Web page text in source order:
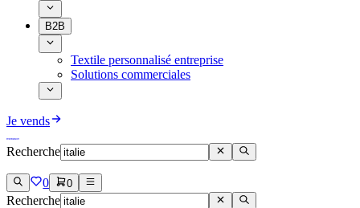
B2B
Textile personnalisé entreprise
Solutions commerciales
Je vends
Recherche
0 0
Recherche